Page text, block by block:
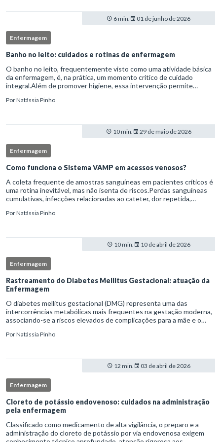
6 min. 01 de junho de 2026
Enfermagem
Banho no leito: cuidados e rotinas de enfermagem
O banho no leito, frequentemente visto como uma atividade básica
da enfermagem, é, na prática, um momento crítico de cuidado
integral.Além de promover higiene, essa intervenção permite
PorNatássia Pinho
10 min. 29 de maio de 2026
Enfermagem
Como funciona o Sistema VAMP em acessos venosos?
A coleta frequente de amostras sanguíneas em pacientes críticos é
uma rotina inevitável, mas não isenta de riscos.Perdas sanguíneas
cumulativas, infecções relacionadas ao cateter, dor repetida,
PorNatássia Pinho
10 min. 10 de abril de 2026
Enfermagem
Rastreamento do Diabetes Mellitus Gestacional: atuação da
Enfermagem
O diabetes mellitus gestacional (DMG) representa uma das
intercorrências metabólicas mais frequentes na gestação moderna,
associando-se a riscos elevados de complicações para a mãe e o
enferm
PorNatássia Pinho
12 min. 03 de abril de 2026
Enfermagem
Cloreto de potássio endovenoso: cuidados na administração
pela enfermagem
Classificado como medicamento de alta vigilância, o preparo e a
administração do cloreto de potássio por via endovenosa exigem